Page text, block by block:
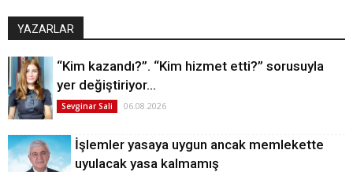
YAZARLAR
“Kim kazandı?”. “Kim hizmet etti?” sorusuyla
yer değiştiriyor…
Sevginar Sali 06.08.2026
İşlemler yasaya uygun ancak memlekette
uyulacak yasa kalmamış